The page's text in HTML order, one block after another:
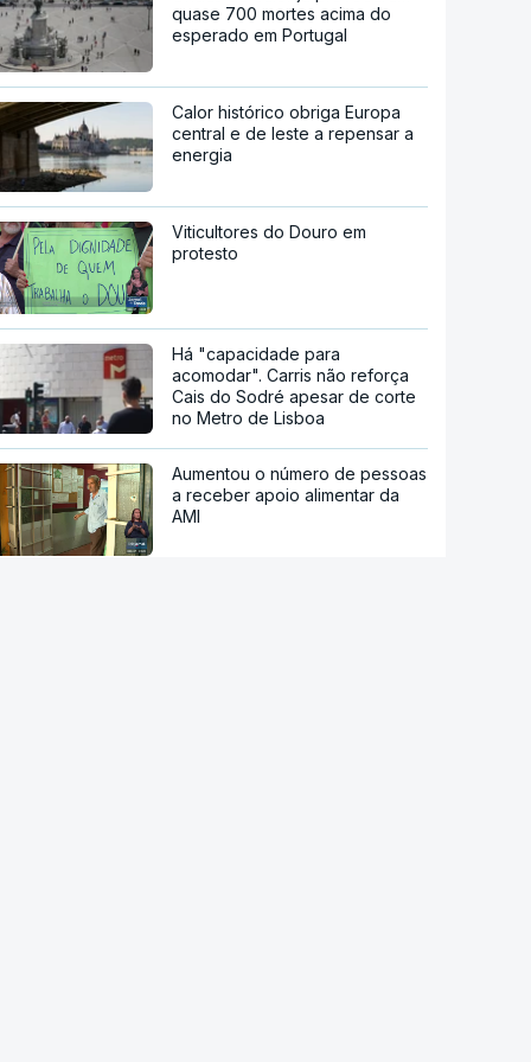
quase 700 mortes acima do
esperado em Portugal
Calor histórico obriga Europa
central e de leste a repensar a
energia
Viticultores do Douro em
protesto
Há "capacidade para
acomodar". Carris não reforça
Cais do Sodré apesar de corte
no Metro de Lisboa
Aumentou o número de pessoas
a receber apoio alimentar da
AMI